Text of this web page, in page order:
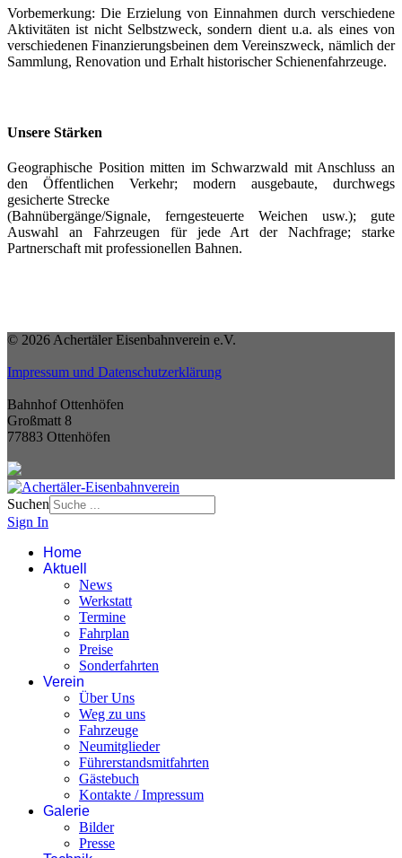
Vorbemerkung: Die Erzielung von Einnahmen durch verschiedene
Aktivitäten ist nicht Selbstzweck, sondern dient u.a. als eines von
verschiedenen Finanzierungsbeinen dem Vereinszweck, nämlich der
Sammlung, Renovation und Erhalt historischer Schienenfahrzeuge.
Unsere Stärken
Geographische Position mitten im Schwarzwald mit Anschluss an
den Öffentlichen Verkehr; modern ausgebaute, durchwegs
gesicherte Strecke
(Bahnübergänge/Signale, ferngesteuerte Weichen usw.); gute
Auswahl an Fahrzeugen für jede Art der Nachfrage; starke
Partnerschaft mit professionellen Bahnen.
© 2026 Achertäler Eisenbahnverein e.V.
Impressum und Datenschutzerklärung
Bahnhof Ottenhöfen
Großmatt 8
77883 Ottenhöfen
Suchen
Sign In
Home
Aktuell
News
Werkstatt
Termine
Fahrplan
Preise
Sonderfahrten
Verein
Über Uns
Weg zu uns
Fahrzeuge
Neumitglieder
Führerstandsmitfahrten
Gästebuch
Kontakte / Impressum
Galerie
Bilder
Presse